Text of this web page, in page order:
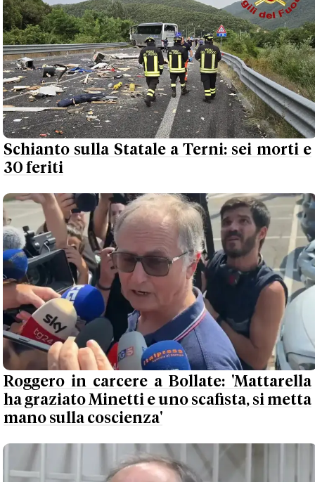
Schianto sulla Statale a Terni: sei morti e
30 feriti
Roggero in carcere a Bollate: 'Mattarella
ha graziato Minetti e uno scafista, si metta
mano sulla coscienza'